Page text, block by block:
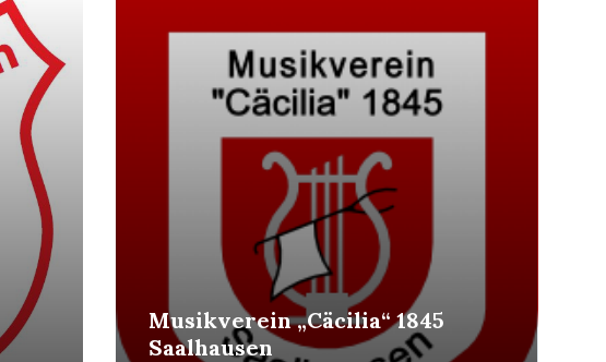
Musikverein „Cäcilia“ 1845
Saalhausen